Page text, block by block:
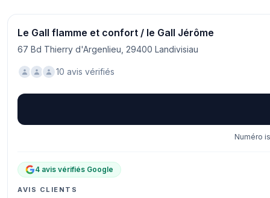
Le Gall flamme et confort / le Gall Jérôme
67 Bd Thierry d'Argenlieu, 29400 Landivisiau
10 avis vérifiés
Numéro
4 avis vérifiés Google
AVIS CLIENTS